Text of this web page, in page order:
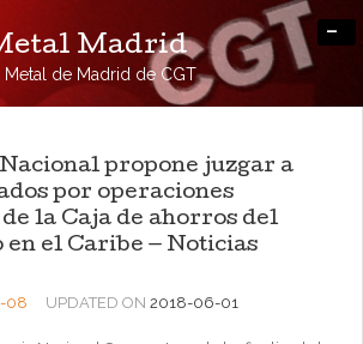
Madrid
de Madrid de CGT
-
propone juzgar a
por operaciones
la Caja de ahorros del
el Caribe — Noticias
08 UPDATED ON 2018-06-01